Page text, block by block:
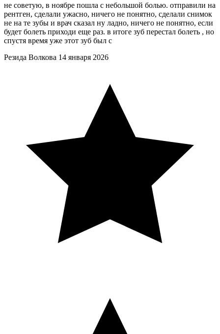
не советую, в ноябре пошла с небольшой болью. отправили на
рентген, сделали ужасно, ничего не понятно, сделали снимок
не на те зубы и врач сказал ну ладно, ничего не понятно, если
будет болеть приходи еще раз. в итоге зуб перестал болеть , но
спустя время уже этот зуб был с
Резида Волкова 14 января 2026